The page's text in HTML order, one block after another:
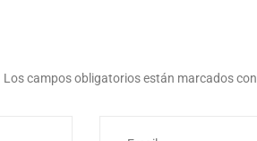
Los campos obligatorios están marcados con